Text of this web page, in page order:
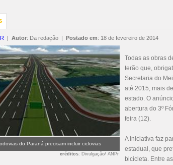
| Autor: Da redação | Postado em: 18 de fevereiro de 2014
do Paraná precisam incluir ciclovias
créditos: Divulgação/ ANPr
Todas as obras
terão que,
Secretaria do
até 2015, mais
estado. O
abertura do 3º
feira (12).
A iniciativa faz
estadual, que
bicicleta. Entre